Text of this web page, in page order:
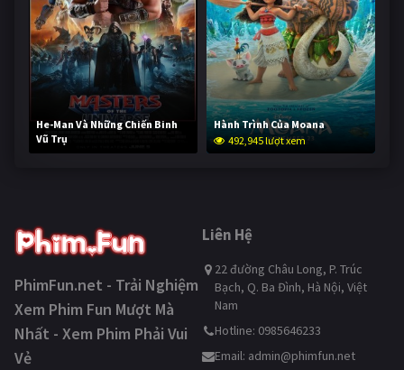
He-Man Và Những Chiến Binh
Vũ Trụ
241,876 lượt xem
Hành Trình Của Moana
492,945 lượt xem
PhimFun.net - Trải Nghiệm
Xem Phim Fun Mượt Mà
Nhất - Xem Phim Phải Vui
Vẻ
Liên Hệ
22 đường Châu Long, P. Trúc
Bạch, Q. Ba Đình, Hà Nội, Việt
Nam
Hotline: 0985646233
Email: admin@phimfun.net